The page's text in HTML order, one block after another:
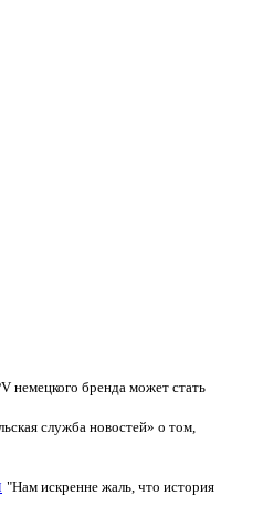
немецкого бренда может стать
служба новостей» о том,
"Нам искренне жаль, что история